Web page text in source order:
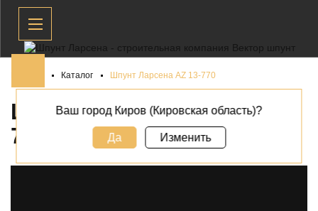
Каталог Шпунт Ларсена AZ 13-770
ШПУНТ ЛАРСЕНА AZ 13-
770 В
КИРОВЕ
Ваш город Киров (Кировская область)?
Да Изменить